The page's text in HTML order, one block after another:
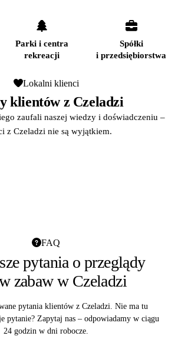
Parki i centra
rekreacji
Spółki
i przedsiębiorstwa
Lokalni klienci
klientów z Czeladzi
zaufali naszej wiedzy i doświadczeniu –
z Czeladzi nie są wyjątkiem.
FAQ
pytania o przeglądy
zabaw w Czeladzi
pytania klientów z Czeladzi. Nie ma tu
pytanie? Zapytaj nas – odpowiadamy w ciągu
24 godzin w dni robocze.